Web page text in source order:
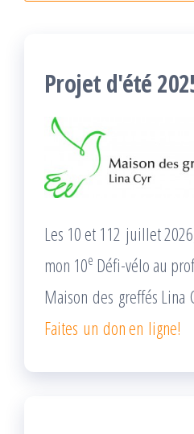
Projet d'été
Les 10 et 112 juillet
mon 10e Défi-vélo au
Maison des greffés Lina
Faites un don en ligne!